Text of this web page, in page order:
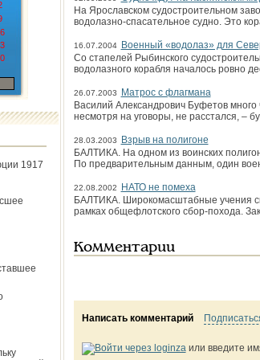
1917
На Ярославском судостроительном
водолазно-спасательное судно. Это
16.07.2004
Военный «водолаз» для
Со стапелей Рыбинского
водолазного корабля началось ровно
26.07.2003
Матрос с флагмана
Василий Александрович Буфетов
несмотря на уговоры, не расстался, –
28.03.2003
Взрыв на полигоне
БАЛТИКА. На одном из воинских
По предварительным данным, один
22.08.2002
НАТО не помеха
БАЛТИКА. Широкомасштабные учения
рамках общефлотского сбор-похода.
Комментарии
Написать комментарий
или введите